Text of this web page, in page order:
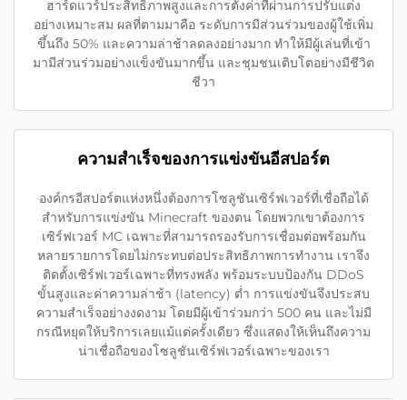
ฮาร์ดแวร์ประสิทธิภาพสูงและการตั้งค่าที่ผ่านการปรับแต่ง
อย่างเหมาะสม ผลที่ตามมาคือ ระดับการมีส่วนร่วมของผู้ใช้เพิ่ม
ขึ้นถึง 50% และความล่าช้าลดลงอย่างมาก ทำให้มีผู้เล่นที่เข้า
มามีส่วนร่วมอย่างแข็งขันมากขึ้น และชุมชนเติบโตอย่างมีชีวิต
ชีวา
ความสำเร็จของการแข่งขันอีสปอร์ต
องค์กรอีสปอร์ตแห่งหนึ่งต้องการโซลูชันเซิร์ฟเวอร์ที่เชื่อถือได้
สำหรับการแข่งขัน Minecraft ของตน โดยพวกเขาต้องการ
เซิร์ฟเวอร์ MC เฉพาะที่สามารถรองรับการเชื่อมต่อพร้อมกัน
หลายรายการโดยไม่กระทบต่อประสิทธิภาพการทำงาน เราจึง
ติดตั้งเซิร์ฟเวอร์เฉพาะที่ทรงพลัง พร้อมระบบป้องกัน DDoS
ขั้นสูงและค่าความล่าช้า (latency) ต่ำ การแข่งขันจึงประสบ
ความสำเร็จอย่างงดงาม โดยมีผู้เข้าร่วมกว่า 500 คน และไม่มี
กรณีหยุดให้บริการเลยแม้แต่ครั้งเดียว ซึ่งแสดงให้เห็นถึงความ
น่าเชื่อถือของโซลูชันเซิร์ฟเวอร์เฉพาะของเรา